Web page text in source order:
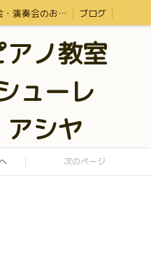
発表会・演奏会のお知らせ・体験レッスン ブログ
ノ教室
ューレ
シヤ
次のページ